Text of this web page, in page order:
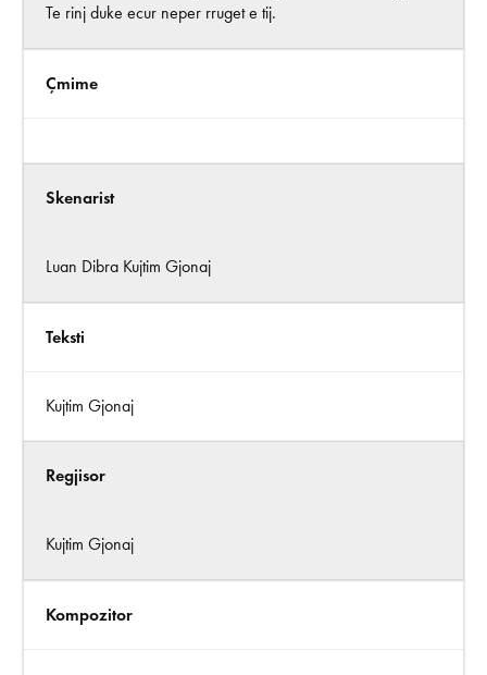
Te rinj duke ecur neper rruget e tij.
Çmime
Skenarist
Luan Dibra Kujtim Gjonaj
Teksti
Kujtim Gjonaj
Regjisor
Kujtim Gjonaj
Kompozitor